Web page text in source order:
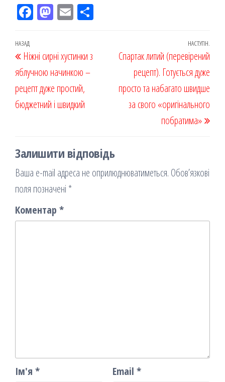
Fac
eb
k
M
ast
on
Em
ail
Навігація
записів
Попередній
запис
НАЗАД
Ніжні сирні хустинки з
яблучною начинкою –
рецепт дуже простий,
бюджетний і швидкий
НАСТУПН.
Спартак литий (перевірений
рецепт). Готується дуже
просто та набагато швидше
за свого «оригінального
побратима»
Залишити відповідь
Ваша e-mail адреса не оприлюднюватиметься. Обов’язкові
поля позначені *
Коментар *
Ім'я * Email *